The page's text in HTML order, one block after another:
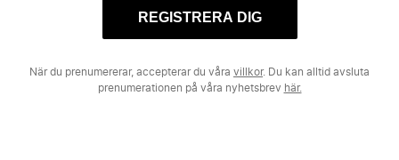
REGISTRERA DIG
När du prenumererar, accepterar du våra villkor. Du kan alltid avsluta
prenumerationen på våra nyhetsbrev här.